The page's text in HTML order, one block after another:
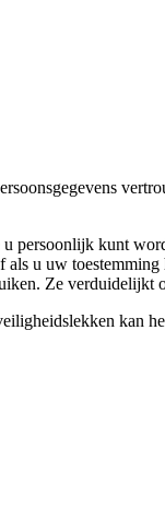
persoonlijk kunt
u uw
Ze verduidelijkt
kan